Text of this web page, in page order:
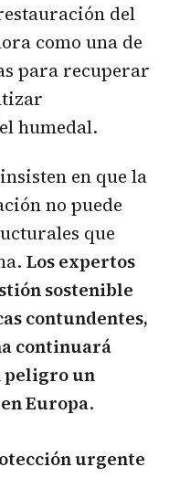
del
como una de
para recuperar
humedal.
en que la
no puede
que
Los expertos
sostenible
contundentes,
continuará
peligro un
Europa.
urgente